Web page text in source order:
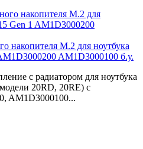
накопителя M.2 для ноутбука
AM1D3000100 б.у.
с радиатором для ноутбука
20RD, 20RE) с
AM1D3000100...